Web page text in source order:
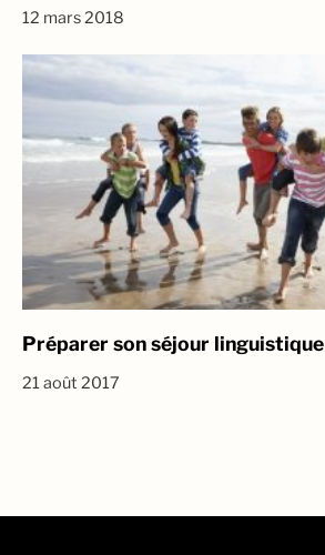
12 mars 2018
Préparer son séjour linguistique
21 août 2017